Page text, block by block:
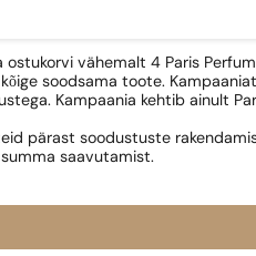
ostukorvi vähemalt 4 Paris
soodsama toote.
Kampaania kehtib ainult
pärast soodustuste
saavutamist.